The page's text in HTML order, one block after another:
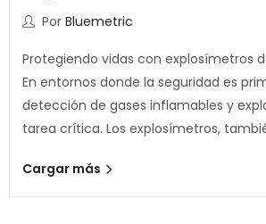
Por Bluemetric
Protegiendo vidas con explosímetros
En entornos donde la seguridad es
detección de gases inflamables y
tarea crítica. Los explosímetros,
Cargar más